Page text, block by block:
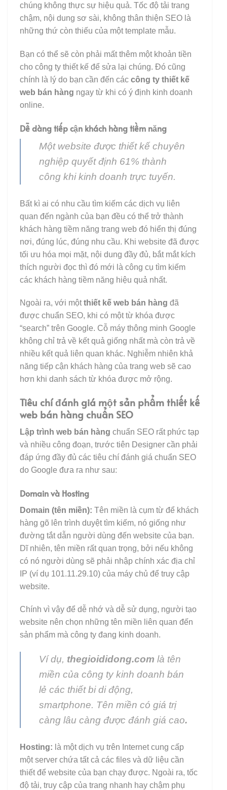
chúng không thực sự hiệu quả. Tốc độ tải trang
chậm, nội dung sơ sài, không thân thiện SEO là
những thứ còn thiếu của một template mẫu.
Bạn có thể sẽ còn phải mất thêm một khoản tiền
cho công ty thiết kế để sửa lại chúng. Đó cũng
chính là lý do bạn cần đến các công ty thiết kế
web bán hàng ngay từ khi có ý định kinh doanh
online.
Dễ dàng tiếp cận khách hàng tiềm năng
Một website được thiết kế chuyên
nghiệp quyết định 61% thành
công khi kinh doanh trực tuyến.
Bất kì ai có nhu cầu tìm kiếm các dịch vụ liên
quan đến ngành của bạn đều có thể trở thành
khách hàng tiềm năng trang web đó hiển thị đúng
nơi, đúng lúc, đúng nhu cầu. Khi website đã được
tối ưu hóa mọi mặt, nội dung đầy đủ, bắt mắt kích
thích người đọc thì đó mới là công cụ tìm kiếm
các khách hàng tiềm năng hiệu quả nhất.
Ngoài ra, với mộtthiết kế web bán hàng đã
được chuẩn SEO, khi có một từ khóa được
“search” trên Google. Cỗ máy thông minh Google
không chỉ trả về kết quả giống nhất mà còn trả về
nhiều kết quả liên quan khác. Nghiễm nhiên khả
năng tiếp cận khách hàng của trang web sẽ cao
hơn khi danh sách từ khóa được mở rộng.
Tiêu chí đánh giá một sản phẩm thiết kế
web bán hàng chuẩn SEO
Lập trình web bán hàng chuẩn SEO rất phức tạp
và nhiều công đoạn, trước tiên Designer cần phải
đáp ứng đầy đủ các tiêu chí đánh giá chuẩn SEO
do Google đưa ra như sau:
Domain và Hosting
Domain (tên miền): Tên miền là cụm từ để khách
hàng gõ lên trình duyệt tìm kiếm, nó giống như
đường tắt dẫn người dùng đến website của bạn.
Dĩ nhiên, tên miền rất quan trọng, bởi nếu không
có nó người dùng sẽ phải nhập chính xác địa chỉ
IP (ví dụ 101.11.29.10) của máy chủ để truy cập
website.
Chính vì vậy để dễ nhớ và dễ sử dụng, người tạo
website nên chọn những tên miền liên quan đến
sản phẩm mà công ty đang kinh doanh.
Ví dụ, thegioididong.com là tên
miền của công ty kinh doanh bán
lẻ các thiết bi di động,
smartphone. Tên miền có giá trị
càng lâu càng được đánh giá cao.
Hosting: là một dịch vụ trên Internet cung cấp
một server chứa tất cả các files và dữ liệu cần
thiết để website của bạn chạy được. Ngoài ra, tốc
độ tải, truy cập của trang nhanh hay chậm phụ